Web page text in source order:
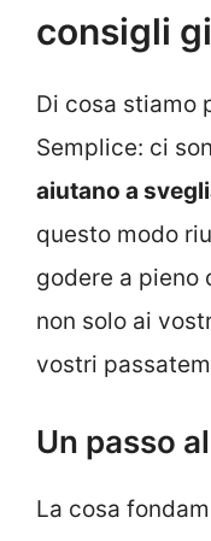
consigli
Di cosa stiamo
Semplice: ci
aiutano a
questo modo
godere a pieno
non solo ai
vostri
Un passo
La cosa